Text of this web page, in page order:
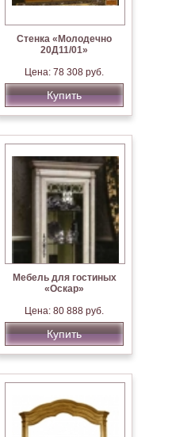
Стенка «Молодечно
20Д11/01»
Цена: 78 308 руб.
Купить
Мебель для гостиных
«Оскар»
Цена: 80 888 руб.
Купить